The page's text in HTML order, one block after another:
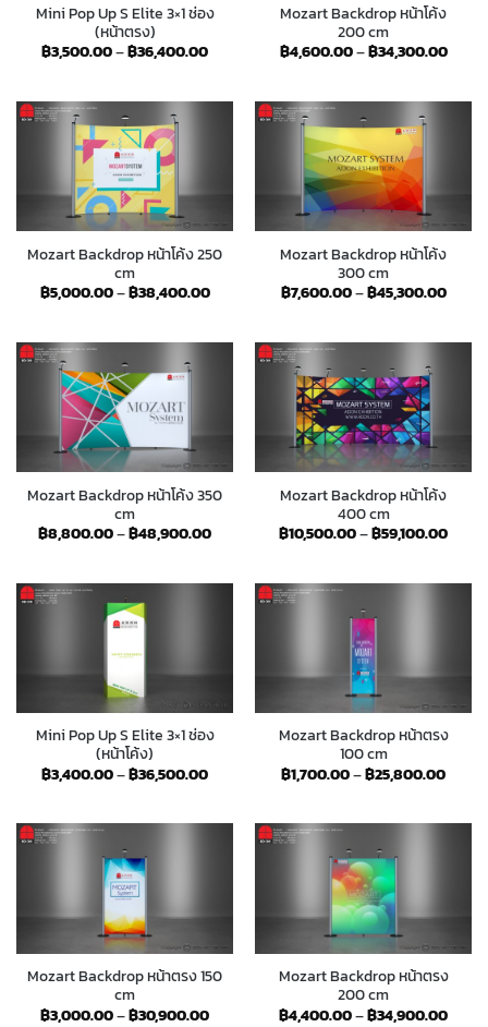
Mini Pop Up S Elite 3×1 ช่อง
(หน้าตรง)
฿3,500.00–฿36,400.00Price
฿36,400.00
Mozart Backdrop หน้าโค้ง
200 cm
฿4,600.00–฿34,300.00Price
฿
Mozart Backdrop หน้าโค้ง 250
cm
฿5,000.00–฿38,400.00Price
฿38,400.00
Mozart Backdrop หน้าโค้ง
300 cm
฿7,600.00–฿45,300.00Price
฿
Mozart Backdrop หน้าโค้ง 350
cm
฿8,800.00–฿48,900.00Price
฿48,900.00
Mozart Backdrop หน้าโค้ง
400 cm
฿10,500.00–฿59,100.00Price
฿
Mini Pop Up S Elite 3×1 ช่อง
(หน้าโค้ง)
฿3,400.00–฿36,500.00Price
฿36,500.00
Mozart Backdrop หน้าตรง
100 cm
฿1,700.00–฿25,800.00Price
฿
Mozart Backdrop หน้าตรง 150
cm
฿3,000.00–฿30,900.00Price
Mozart Backdrop หน้าตรง
200 cm
฿4,400.00–฿34,900.00Price